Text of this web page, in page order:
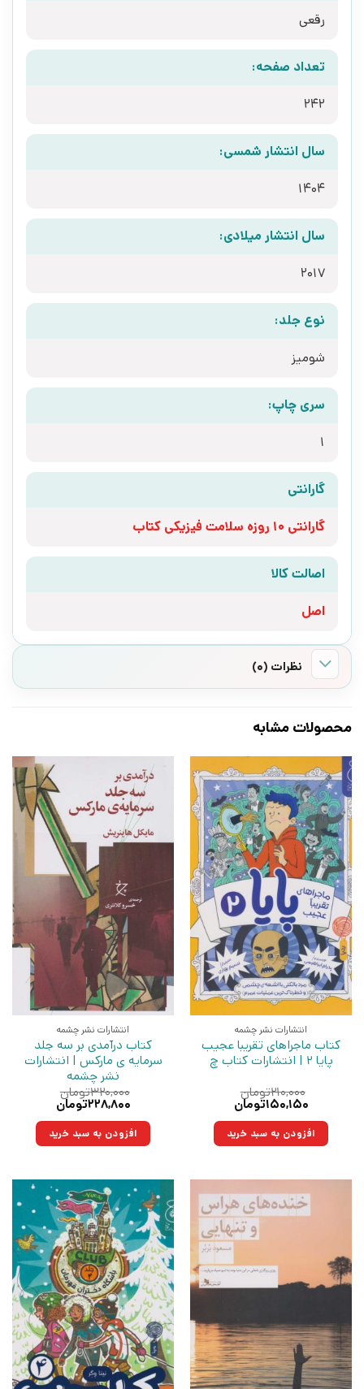
رقعی
تعداد صفحه:
242
سال انتشار شمسی:
1404
سال انتشار میلادی:
2017
نوع جلد:
شومیز
سری چاپ:
1
گارانتی
گارانتی 10 روزه سلامت فیزیکی کتاب
اصالت کالا
اصل
نظرات (0)
محصولات مشابه
انتشارات نشر چشمه
کتاب ماجراهای تقریبا عجیب
پایا 2 | انتشارات کتاب چ
۲۱۰,۰۰۰تومان
قیمت
۲۱۰,۰۰۰تومان
بود.
۱۵۰,۱۵۰تومان
۱۵۰,۱۵۰تومان.افزودن به سبد خرید
انتشارات نشر چشمه
کتاب درآمدی بر سه جلد
سرمایه ی مارکس | انتشارات
نشر چشمه
۳۲۰,۰۰۰تومان
قیمت
۳۲۰,۰۰۰تومان
بود.
۲۲۸,۸۰۰تومان
۲۲۸,۸۰۰تومان.افزودن به سبد خرید